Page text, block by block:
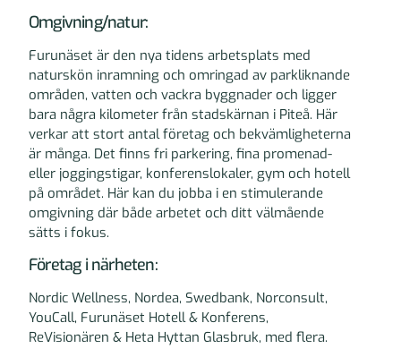
Omgivning/natur:
Furunäset är den nya tidens arbetsplats med
naturskön inramning och omringad av parkliknande
områden, vatten och vackra byggnader och ligger
bara några kilometer från stadskärnan i Piteå. Här
verkar att stort antal företag och bekvämligheterna
är många. Det finns fri parkering, fina promenad-
eller joggingstigar, konferenslokaler, gym och hotell
på området. Här kan du jobba i en stimulerande
omgivning där både arbetet och ditt välmående
sätts i fokus.
Företag i närheten:
Nordic Wellness, Nordea, Swedbank, Norconsult,
YouCall, Furunäset Hotell & Konferens,
ReVisionären & Heta Hyttan Glasbruk, med flera.